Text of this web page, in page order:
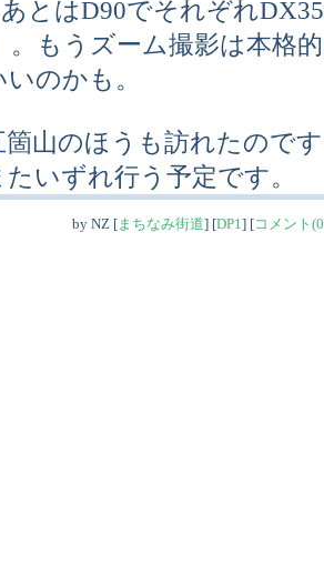
とはD90でそれぞれ
。もうズーム撮影は本格
のかも。
箇山のほうも訪れたので
いずれ行う予定です。
by NZ [まちなみ街道] [DP1] [コメント